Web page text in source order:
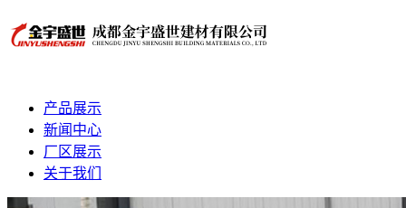
产品展示
新闻中心
厂区展示
关于我们